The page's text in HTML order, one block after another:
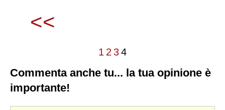
<<
1 2 34
Commenta anche tu... la tua opinione è
importante!